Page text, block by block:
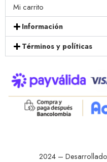
Mi carrito
Información
Términos y políticas
2024 – Desarrollado